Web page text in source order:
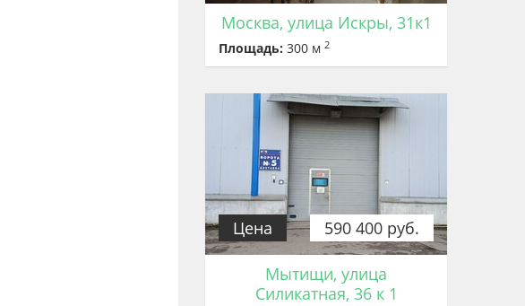
Москва, улица Искры, 31к1
Площадь: 300 м 2
590 400 руб.
Цена
Мытищи, улица
Силикатная, 36 к 1